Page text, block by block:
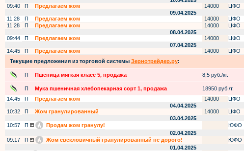
09:40
П Предлагаем жом 14000 ЦФО
09.04.2025
11:28
П Предлагаем жом 14000 ЦФО
11:28
П Предлагаем жом 14000 ЦФО
08.04.2025
09:44
П Предлагаем жом 14000 ЦФО
07.04.2025
14:45
П Предлагаем жом 14000 ЦФО
Текущие предложения из торговой системы Зернотрейдер.ру:
П Пшеница мягкая класс 5, продажа 8,5 руб./кг.
П Мука пшеничная хлебопекарная сорт 1, продажа 18950 руб./т.
14:45
П Предлагаем жом 14000 ЦФО
04.04.2025
10:32
П Жом гранулированный 14000 ЦФО
03.04.2025
10:57
П Продам жом гранулу! ЮФО
02.04.2025
09:17
П Жом свекловичный гранулированный не дорого! ЮФО
01.04.2025